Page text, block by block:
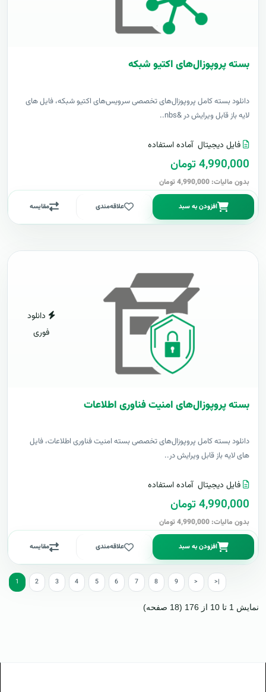
بسته پروپوزال‌های اکتیو شبکه
دانلود بسته کامل پروپوزال‌های تخصصی سرویس‌های اکتیو شبکه، فایل های
لایه باز قابل ویرایش در &nbs..
فایل دیجیتال آماده استفاده
4,990,000 تومان
بدون مالیات: 4,990,000 تومان
افزودن به سبد علاقه‌مندی مقایسه
دانلود
فوری
بسته پروپوزال‌های امنیت فناوری اطلاعات
دانلود بسته کامل پروپوزال‌های تخصصی بسته امنیت فناوری اطلاعات، فایل
های لایه باز قابل ویرایش در..
فایل دیجیتال آماده استفاده
4,990,000 تومان
بدون مالیات: 4,990,000 تومان
افزودن به سبد علاقه‌مندی مقایسه
1 2 3 4 5 6 7 8 9 > >|
نمایش 1 تا 10 از 176 (18 صفحه)